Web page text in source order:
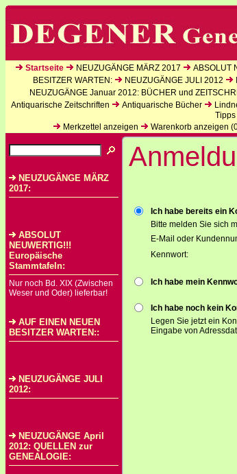
Startseite NEUZUGÄNGE MÄRZ 2017 ABSOLUT
BESITZER WARTEN:
NEUZUGÄNGE JULI 2012
NEUZUGÄNGE Januar 2012: BÜCHER und
Antiquarische Zeitschriften
Antiquarische Bücher
Merkzettel anzeigen
Warenkorb anzeigen (
NEUZUGÄNGE MÄRZ
2017:
ABSOLUT
NEUWERTIG!!!
Europäische
Stammtafeln:
Nur noch Bd. XIX (Zwischen
Weser und Oder) lieferbar!
AUF EINEN NEUEN
BESITZER WARTEN::
NEUZUGÄNGE JULI
2012:
NEUZUGÄNGE April
2012: QUELLEN zur
GENEALOGIE:
Ich habe bereits ein
Bitte melden Sie sich
E-Mail oder
Kennwort:
Ich habe mein
Ich habe noch kein
Legen Sie jetzt ein
Eingabe von